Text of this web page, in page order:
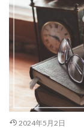
2024年5月2日